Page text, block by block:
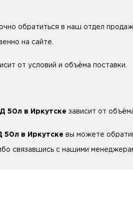
обратиться в наш отдел
на сайте.
от условий и объёма поставки.
50л в Иркутске зависит от
50л в Иркутске вы можете
связавшись с нашими